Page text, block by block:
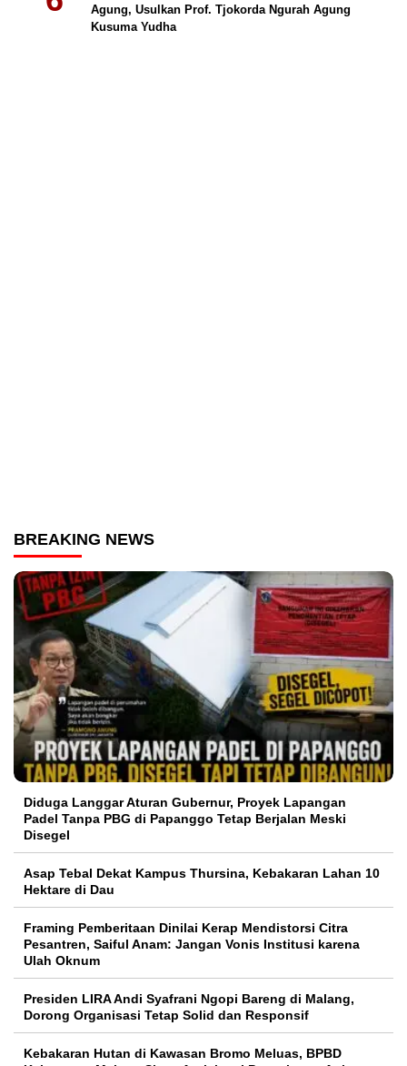
Agung, Usulkan Prof. Tjokorda Ngurah Agung
Kusuma Yudha
BREAKING NEWS
Diduga Langgar Aturan Gubernur, Proyek Lapangan
Padel Tanpa PBG di Papanggo Tetap Berjalan Meski
Disegel
Asap Tebal Dekat Kampus Thursina, Kebakaran Lahan 10
Hektare di Dau
Framing Pemberitaan Dinilai Kerap Mendistorsi Citra
Pesantren, Saiful Anam: Jangan Vonis Institusi karena
Ulah Oknum
Presiden LIRA Andi Syafrani Ngopi Bareng di Malang,
Dorong Organisasi Tetap Solid dan Responsif
Kebakaran Hutan di Kawasan Bromo Meluas, BPBD